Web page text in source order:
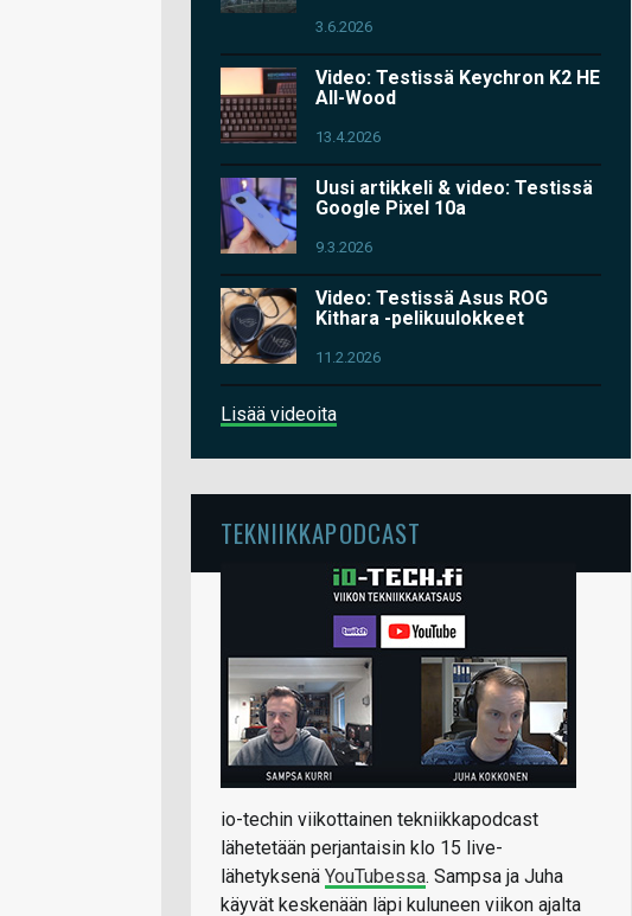
3.6.2026
Video: Testissä Keychron K2 HE
All-Wood
13.4.2026
Uusi artikkeli & video: Testissä
Google Pixel 10a
9.3.2026
Video: Testissä Asus ROG
Kithara -pelikuulokkeet
11.2.2026
Lisää videoita
TEKNIIKKAPODCAST
io-techin viikottainen tekniikkapodcast
lähetetään perjantaisin klo 15 live-
lähetyksenä YouTubessa. Sampsa ja Juha
käyvät keskenään läpi kuluneen viikon ajalta